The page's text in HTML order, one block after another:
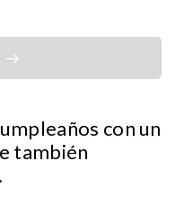
con un
también